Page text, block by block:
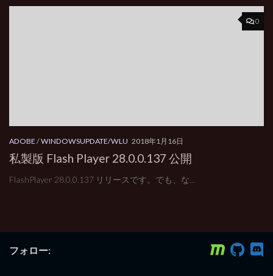
0
ADOBE/WINDOWSUPDATE/WLU 2018年1月16日
私製版 Flash Player 28.0.0.137 公開
FlashPlayer 28.0.0.137 リリースです。でも、な...
フォロー: